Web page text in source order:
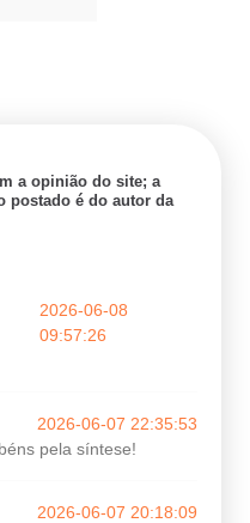
a opinião do site; a
postado é do autor da
2026-06-08
09:57:26
2026-06-07 22:35:53
pela síntese!
2026-06-07 20:18:09